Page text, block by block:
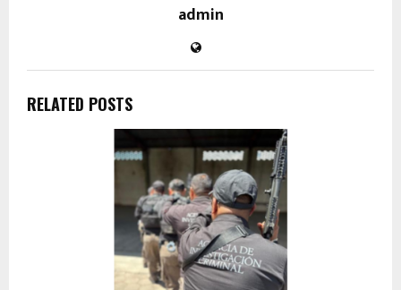
admin
RELATED POSTS